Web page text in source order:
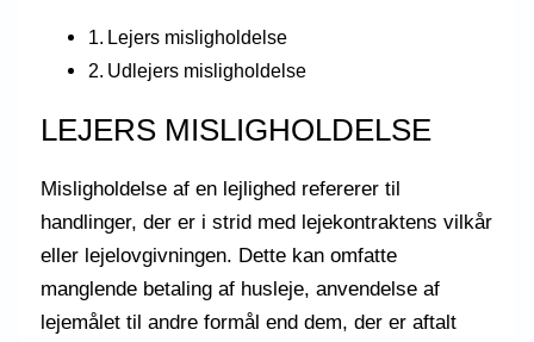
Lejers misligholdelse
Udlejers misligholdelse
LEJERS MISLIGHOLDELSE
Misligholdelse af en lejlighed refererer til
handlinger, der er i strid med lejekontraktens vilkår
eller lejelovgivningen. Dette kan omfatte
manglende betaling af husleje, anvendelse af
lejemålet til andre formål end dem, der er aftalt